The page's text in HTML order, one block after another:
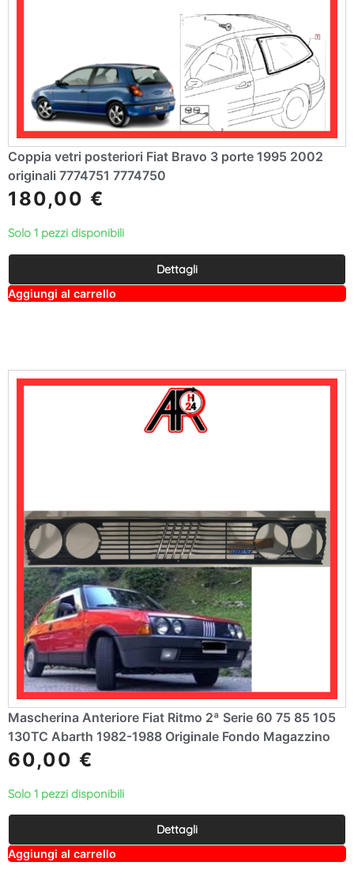
Coppia vetri posteriori Fiat Bravo 3 porte 1995 2002
originali 7774751 7774750
180,00 €
Solo 1 pezzi disponibili
Dettagli
Aggiungi al carrello
lt
ti
v
Mascherina Anteriore Fiat Ritmo 2ª Serie 60 75 85 105
130TC Abarth 1982-1988 Originale Fondo Magazzino
60,00 €
Solo 1 pezzi disponibili
Dettagli
Aggiungi al carrello
lt